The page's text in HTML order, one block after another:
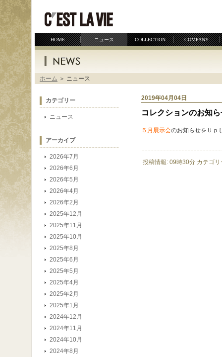
サイトマップ
HOME ニュース COLLECTION COMPANY
ホーム ＞ ニュース
カテゴリー
ニュース
アーカイブ
2026年7月
2026年6月
2026年5月
2026年4月
2026年2月
2025年12月
2025年11月
2025年10月
2025年8月
2025年6月
2025年5月
2025年4月
2025年2月
2025年1月
2024年12月
2024年11月
2024年10月
2024年8月
2019年04月04日
コレクションのお知
５月展示会のお知らせをＵｐ
投稿情報: 09時30分 カテゴ